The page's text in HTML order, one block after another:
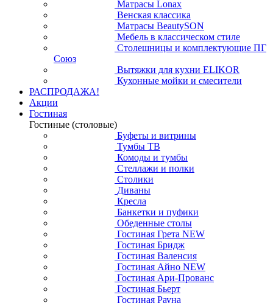
Матрасы Lonax
Венская классика
Матрасы BeautySON
Мебель в классическом стиле
Столешницы и комплектующие ПГ
Союз
Вытяжки для кухни ELIKOR
Кухонные мойки и смесители
РАСПРОДАЖА!
Акции
Гостиная
Гостиные (столовые)
Буфеты и витрины
Тумбы ТВ
Комоды и тумбы
Стеллажи и полки
Столики
Диваны
Кресла
Банкетки и пуфики
Обеденные столы
Гостиная Грета NEW
Гостиная Бридж
Гостиная Валенсия
Гостиная Айно NEW
Гостиная Ари-Прованс
Гостиная Бьерт
Гостиная Рауна